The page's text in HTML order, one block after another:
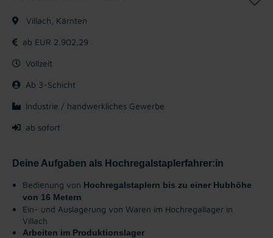
Villach, Kärnten
ab EUR 2.902,29
Vollzeit
Ab 3-Schicht
Industrie / handwerkliches Gewerbe
ab sofort
Deine Aufgaben als Hochregalstaplerfahrer:in
Bedienung von Hochregalstaplern bis zu einer Hubhöhe
von 16 Metern
Ein- und Auslagerung von Waren im Hochregallager in
Villach
Arbeiten im Produktionslager